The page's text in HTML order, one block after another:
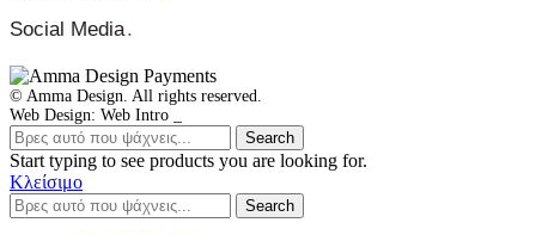
Social Media.
© Amma Design. All rights reserved.
Web Design: Web Intro _
Search
Start typing to see products you are looking for.
Κλείσιμο
Search